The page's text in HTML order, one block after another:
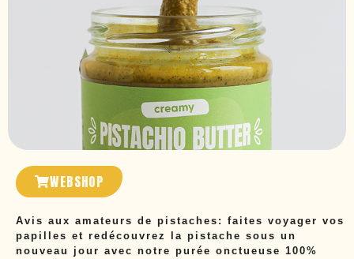
WEBSHOP
Avis aux amateurs de pistaches: faites voyager vos
papilles et redécouvrez la pistache sous un
nouveau jour avec notre purée onctueuse 100%